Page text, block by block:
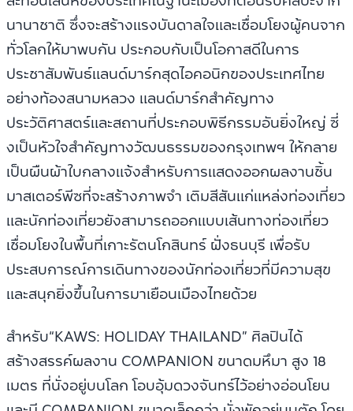
นานาชาติ ซึ่งจะสร้างแรงบันดาลใจและเชื่อมโยงผู้คนจาก
ทั่วโลกให้มาพบกัน ประกอบกับเป็นโอกาสดีในการ
ประชาสัมพันธ์แลนด์มาร์กสุดไอคอนิกของประเทศไทย
อย่างท้องสนามหลวง แลนด์มาร์กสำคัญทาง
ประวัติศาสตร์และสถานที่ประกอบพิธีกรรมอันยิ่งใหญ่ ซี่
งเป็นหัวใจสำคัญทางวัฒนธรรมของกรุงเทพฯ ให้กลาย
เป็นผืนผ้าใบกลางแจ้งสำหรับการแสดงออกผลงานชิ้น
มาสเตอร์พีซที่จะสร้างภาพจำ เติมสีสันแก่แหล่งท่องเที่ยว
และนักท่องเที่ยวยังสามารถออกแบบเส้นทางท่องเที่ยว
เชื่อมโยงในพื้นที่เกาะรัตนโกสินทร์ ฝั่งธนบุรี เพื่อรับ
ประสบการณ์การเดินทางของนักท่องเที่ยวที่มีความสุข
และสนุกยิ่งขึ้นในการมาเยือนเมืองไทยด้วย
สำหรับ“KAWS: HOLIDAY THAILAND” ศิลปินได้
สร้างสรรค์ผลงาน COMPANION ขนาดมหึมา สูง 18
เมตร ที่นั่งอยู่บนโลก โอบอุ้มดวงจันทร์ไว้อย่างอ่อนโยน